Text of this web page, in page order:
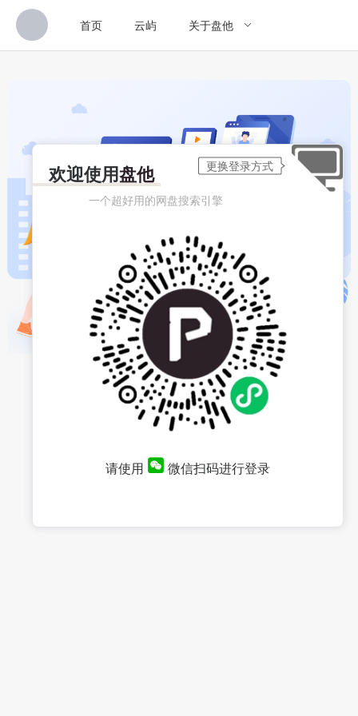
首页 云屿 关于盘他
欢迎使用盘他
一个超好用的网盘搜索引擎
请使用 微信扫码进行登录